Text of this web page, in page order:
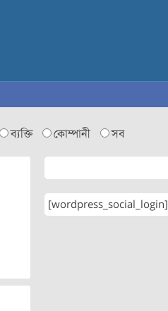
ব্যক্তি কোম্পানী সব
[wordpress_social_login]